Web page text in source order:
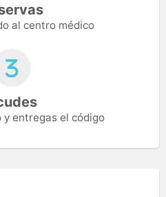
al centro médico
y entregas el código